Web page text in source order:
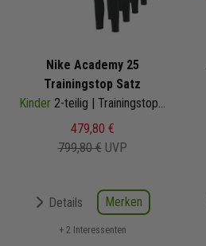
Nike Academy 25
Trainingstop Satz
Kinder 2-teilig | Trainingstop Trainingshose
479,80 €
799,80 € UVP
Details Merken
+ 2 Interessenten